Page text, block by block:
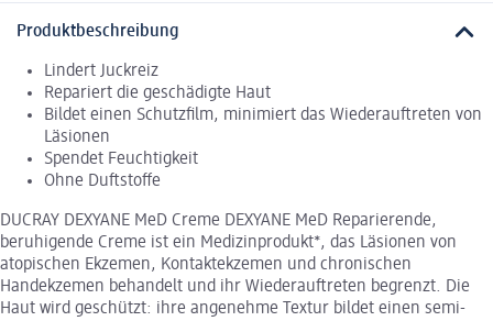
Produktbeschreibung
Lindert Juckreiz
Repariert die geschädigte Haut
Bildet einen Schutzfilm, minimiert das Wiederauftreten von
Läsionen
Spendet Feuchtigkeit
Ohne Duftstoffe
DUCRAY DEXYANE MeD Creme DEXYANE MeD Reparierende,
beruhigende Creme ist ein Medizinprodukt*, das Läsionen von
atopischen Ekzemen, Kontaktekzemen und chronischen
Handekzemen behandelt und ihr Wiederauftreten begrenzt. Die
Haut wird geschützt: ihre angenehme Textur bildet einen semi-